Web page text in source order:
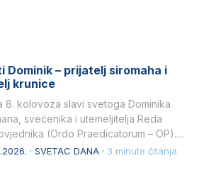
Dominik – prijatelj siromaha i
krunice
8. kolovoza slavi svetoga Dominika
svećenika i utemeljitelja Reda
(Ordo Praedicatorum – OP).
životom, dubokom ljubavlju prema
· SVETAC DANA · 3 minute čitanja